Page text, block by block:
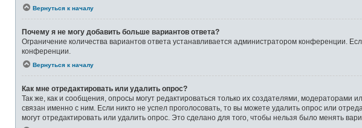
Вернуться к началу
Почему я не могу добавить больше вариантов ответа?
Ограничение количества вариантов ответа устанавливается администратором конференции.
конференции.
Вернуться к началу
Как мне отредактировать или удалить опрос?
Так же, как и сообщения, опросы могут редактироваться только их создателями,
связан именно с ним. Если никто не успел проголосовать, то вы можете удалить опрос или
могут отредактировать или удалить опрос. Это сделано для того, чтобы нельзя было менять